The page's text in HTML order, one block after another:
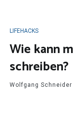
LIFEHACKS
Wie kann
schreiben?
Wolfgang Schneider